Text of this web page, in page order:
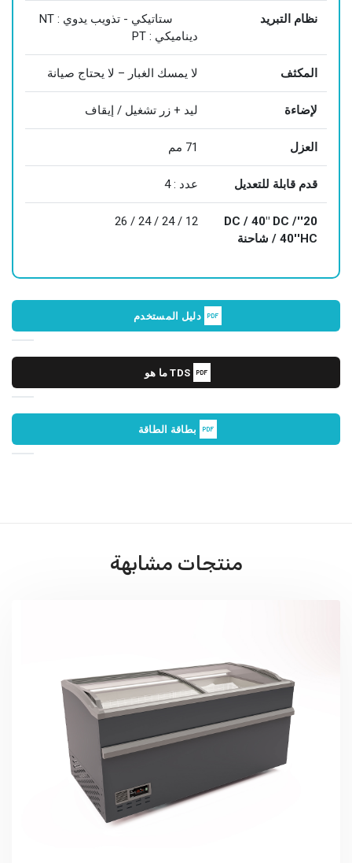
NT : ستاتيكي - تذويب يدوي
PT : ديناميكي
نظام التبريد
لا يمسك الغبار – لا يحتاج صيانة المكثف
ليد + زر تشغيل / إيقاف لإضاءة
71 مم العزل
عدد : 4 قدم قابلة للتعديل
12 / 24 / 24 / 26
20''DC / 40" DC /
40''HC / شاحنة
دليل المستخدم
ما هو TDS
بطاقة الطاقة
منتجات مشابهة